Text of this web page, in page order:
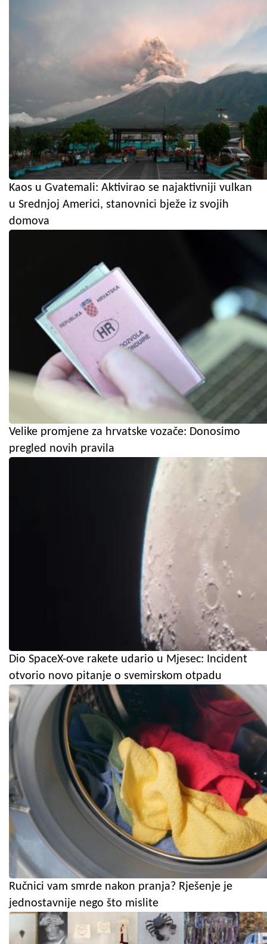
Kaos u Gvatemali: Aktivirao se najaktivniji vulkan
u Srednjoj Americi, stanovnici bježe iz svojih
domova
Velike promjene za hrvatske vozače: Donosimo
pregled novih pravila
Dio SpaceX-ove rakete udario u Mjesec: Incident
otvorio novo pitanje o svemirskom otpadu
Ručnici vam smrde nakon pranja? Rješenje je
jednostavnije nego što mislite